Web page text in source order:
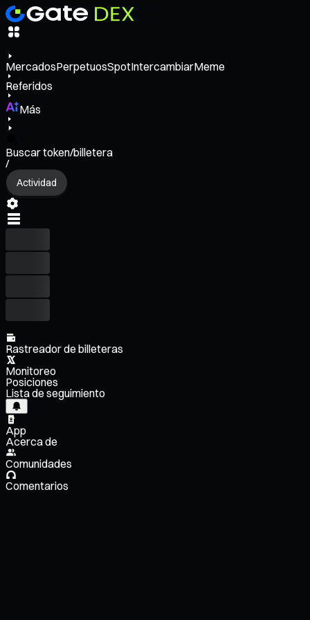
MercadosPerpetuosSpotIntercambiarMeme
Referidos
Más
Buscar token/billetera
/
Actividad
Rastreador de billeteras
Monitoreo
Posiciones
Lista de seguimiento
App
Acerca de
Comunidades
Comentarios